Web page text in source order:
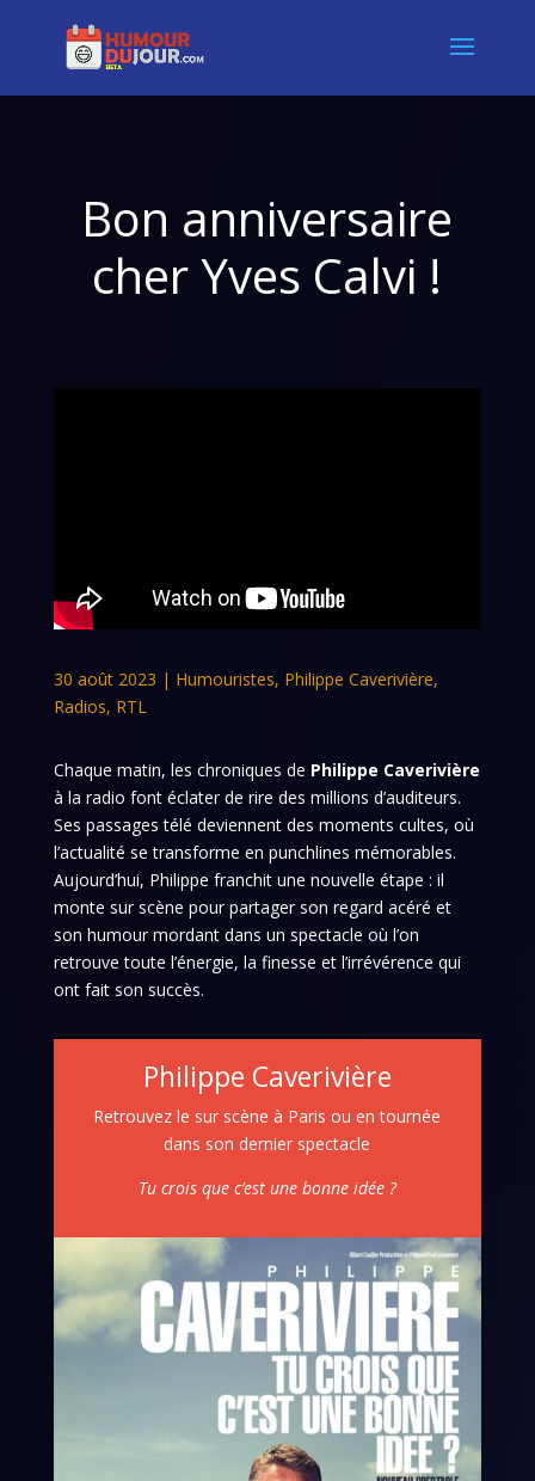
Bon anniversaire
cher Yves Calvi !
30 août 2023 | Humouristes, Philippe Caverivière,
Radios, RTL
Chaque matin, les chroniques de Philippe Caverivière
à la radio font éclater de rire des millions d’auditeurs.
Ses passages télé deviennent des moments cultes, où
l’actualité se transforme en punchlines mémorables.
Aujourd’hui, Philippe franchit une nouvelle étape : il
monte sur scène pour partager son regard acéré et
son humour mordant dans un spectacle où l’on
retrouve toute l’énergie, la finesse et l’irrévérence qui
ont fait son succès.
Philippe Caverivière
Retrouvez le sur scène à Paris ou en tournée
dans son dernier spectacle
Tu crois que c’est une bonne idée ?